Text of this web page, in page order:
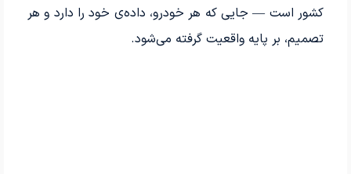
کشور است — جایی که هر خودرو، داده‌ی خود را دارد و هر
تصمیم، بر پایه واقعیت گرفته می‌شود.